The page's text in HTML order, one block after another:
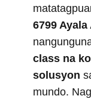
6799
class na
solusyon
mundo.